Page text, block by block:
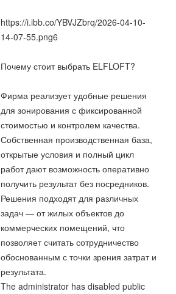
https://i.ibb.co/YBVJZbrq/2026-04-10-
14-07-55.png6
Почему стоит выбрать ELFLOFT?
Фирма реализует удобные решения
для зонирования с фиксированной
стоимостью и контролем качества.
Собственная производственная база,
открытые условия и полный цикл
работ дают возможность оперативно
получить результат без посредников.
Решения подходят для различных
задач — от жилых объектов до
коммерческих помещений, что
позволяет считать сотрудничество
обоснованным с точки зрения затрат и
результата.
The administrator has disabled public